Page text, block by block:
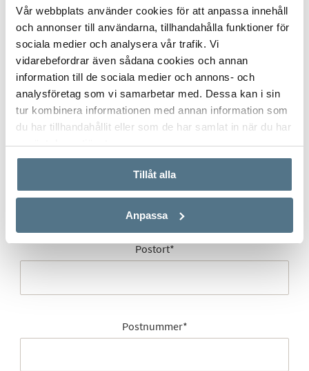
Vår webbplats använder cookies för att anpassa innehåll
och annonser till användarna, tillhandahålla funktioner för
sociala medier och analysera vår trafik. Vi
vidarebefordrar även sådana cookies och annan
information till de sociala medier och annons- och
analysföretag som vi samarbetar med. Dessa kan i sin
tur kombinera informationen med annan information som
du har tillhandahållit eller som de har samlat in när du har
använt deras tjänster.
Tillåt alla
Anpassa
Mobilnummer*
E-post*
Gatuadress (Välj adress)
Postort*
Postnummer*